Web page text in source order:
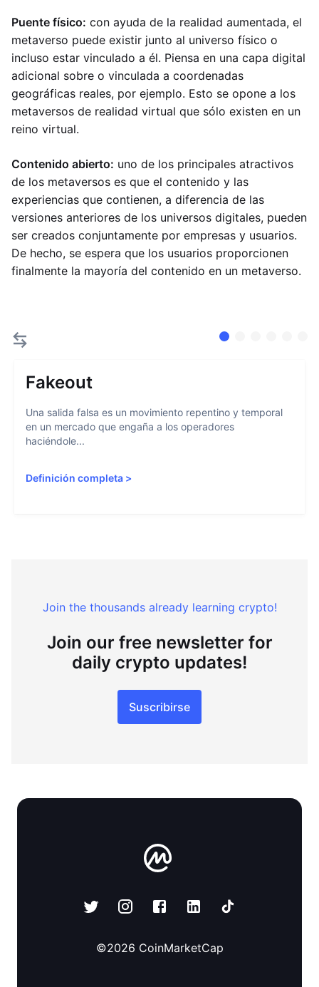
Puente físico: con ayuda de la realidad aumentada, el
metaverso puede existir junto al universo físico o
incluso estar vinculado a él. Piensa en una capa digital
adicional sobre o vinculada a coordenadas
geográficas reales, por ejemplo. Esto se opone a los
metaversos de realidad virtual que sólo existen en un
reino virtual.
Contenido abierto: uno de los principales atractivos
de los metaversos es que el contenido y las
experiencias que contienen, a diferencia de las
versiones anteriores de los universos digitales, pueden
ser creados conjuntamente por empresas y usuarios.
De hecho, se espera que los usuarios proporcionen
finalmente la mayoría del contenido en un metaverso.
Fakeout
Una salida falsa es un movimiento repentino y temporal
en un mercado que engaña a los operadores
haciéndole...
Definición completa >
Join the thousands already learning crypto!
Join our free newsletter for
daily crypto updates!
Suscribirse
©2026 CoinMarketCap